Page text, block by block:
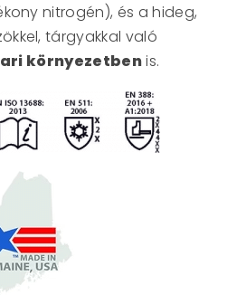
nitrogén), és a hideg,
tárgyakkal való
környezetbenis.